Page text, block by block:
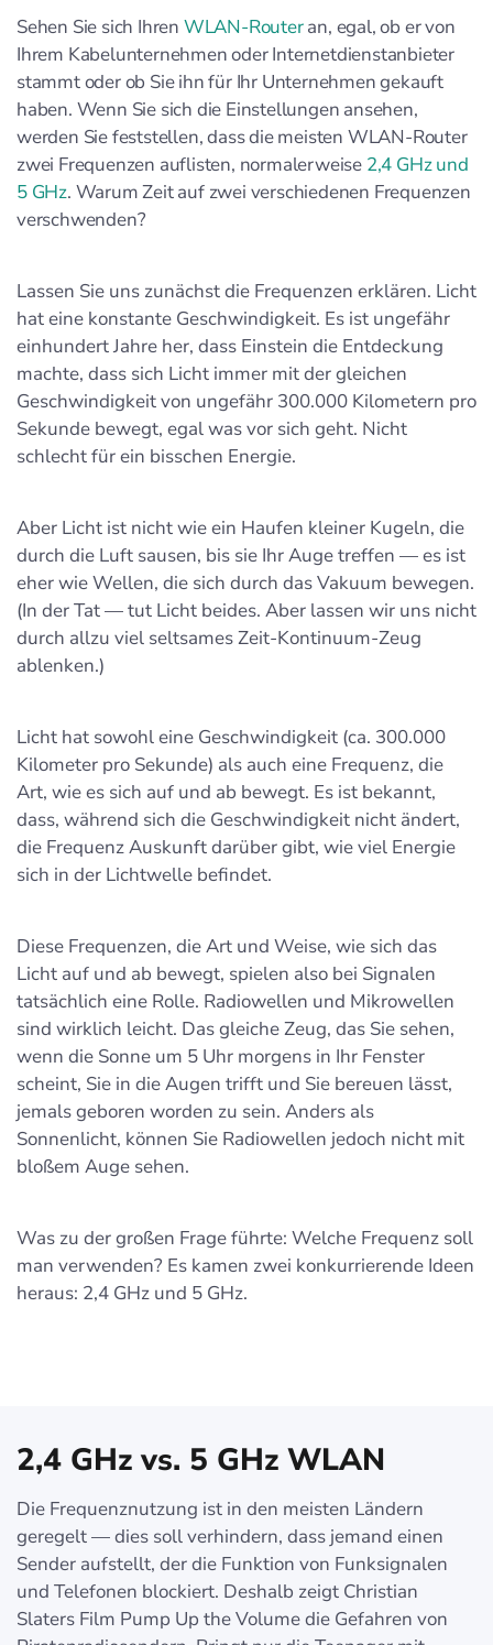
Sehen Sie sich Ihren WLAN-Routeran, egal, ob er von
Ihrem Kabelunternehmen oder Internetdienstanbieter
stammt oder ob Sie ihn für Ihr Unternehmen gekauft
haben. Wenn Sie sich die Einstellungen ansehen,
werden Sie feststellen, dass die meisten WLAN-Router
zwei Frequenzen auflisten, normalerweise 2,4 GHz und
5 GHz. Warum Zeit auf zwei verschiedenen Frequenzen
verschwenden?
Lassen Sie uns zunächst die Frequenzen erklären. Licht
hat eine konstante Geschwindigkeit. Es ist ungefähr
einhundert Jahre her, dass Einstein die Entdeckung
machte, dass sich Licht immer mit der gleichen
Geschwindigkeit von ungefähr 300.000 Kilometern pro
Sekunde bewegt, egal was vor sich geht. Nicht
schlecht für ein bisschen Energie.
Aber Licht ist nicht wie ein Haufen kleiner Kugeln, die
durch die Luft sausen, bis sie Ihr Auge treffen — es ist
eher wie Wellen, die sich durch das Vakuum bewegen.
(In der Tat — tut Licht beides. Aber lassen wir uns nicht
durch allzu viel seltsames Zeit-Kontinuum-Zeug
ablenken.)
Licht hat sowohl eine Geschwindigkeit (ca. 300.000
Kilometer pro Sekunde) als auch eine Frequenz, die
Art, wie es sich auf und ab bewegt. Es ist bekannt,
dass, während sich die Geschwindigkeit nicht ändert,
die Frequenz Auskunft darüber gibt, wie viel Energie
sich in der Lichtwelle befindet.
Diese Frequenzen, die Art und Weise, wie sich das
Licht auf und ab bewegt, spielen also bei Signalen
tatsächlich eine Rolle. Radiowellen und Mikrowellen
sind wirklich leicht. Das gleiche Zeug, das Sie sehen,
wenn die Sonne um 5 Uhr morgens in Ihr Fenster
scheint, Sie in die Augen trifft und Sie bereuen lässt,
jemals geboren worden zu sein. Anders als
Sonnenlicht, können Sie Radiowellen jedoch nicht mit
bloßem Auge sehen.
Was zu der großen Frage führte: Welche Frequenz soll
man verwenden? Es kamen zwei konkurrierende Ideen
heraus: 2,4 GHz und 5 GHz.
2,4 GHz vs. 5 GHz WLAN
Die Frequenznutzung ist in den meisten Ländern
geregelt — dies soll verhindern, dass jemand einen
Sender aufstellt, der die Funktion von Funksignalen
und Telefonen blockiert. Deshalb zeigt Christian
Slaters Film Pump Up the Volume die Gefahren von